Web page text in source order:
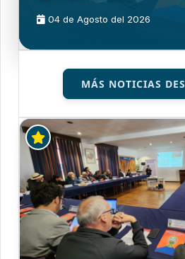
04 de Agosto del 2026
MÁS NOTICIAS